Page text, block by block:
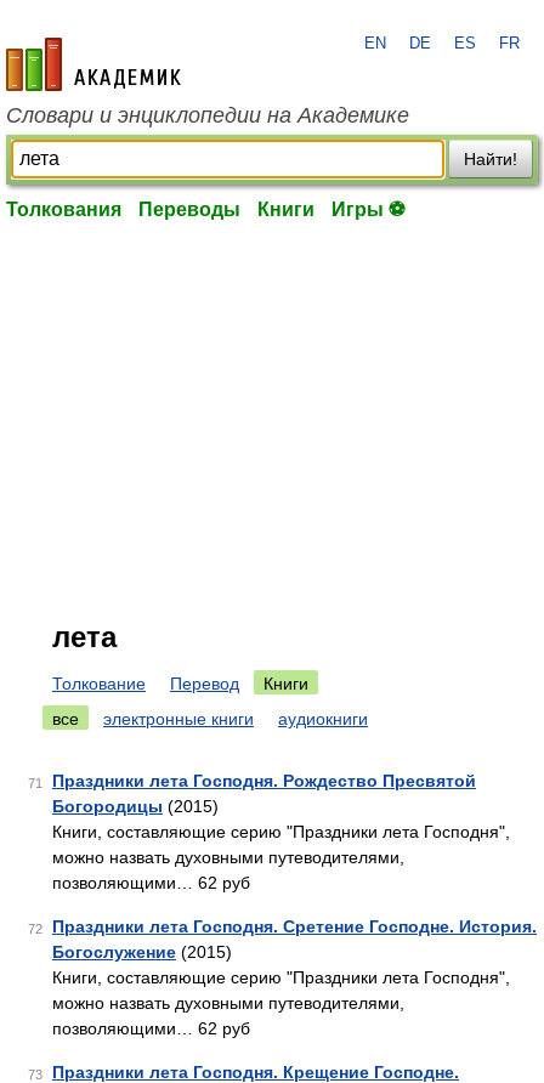
academic.ru
EN DE ES FR
Словари и энциклопедии на Академике
Найти!
Толкования Переводы Книги Игры ⚽
лета
Толкование Перевод
Книги
все
электронные книги аудиокниги
71
Праздники лета Господня. Рождество Пресвятой
Богородицы (2015)
Книги, составляющие серию "Праздники лета Господня",
можно назвать духовными путеводителями,
позволяющими… 62 руб
72
Праздники лета Господня. Сретение Господне. История.
Богослужение (2015)
Книги, составляющие серию "Праздники лета Господня",
можно назвать духовными путеводителями,
позволяющими… 62 руб
73
Праздники лета Господня. Крещение Господне.